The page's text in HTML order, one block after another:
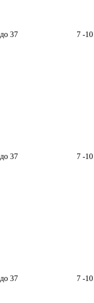
до 37 7 -10
до 37 7 -10
до 37 7 -10